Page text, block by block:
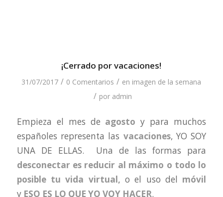
¡Cerrado por vacaciones!
31/07/2017 / 0 Comentarios / en imagen de la semana
/ por admin
Empieza el mes de agosto y para muchos
españoles representa las vacaciones, YO SOY
UNA DE ELLAS. Una de las formas para
desconectar es reducir al máximo o todo lo
posible tu vida virtual, o el uso del móvil
y ESO ES LO QUE YO VOY HACER.